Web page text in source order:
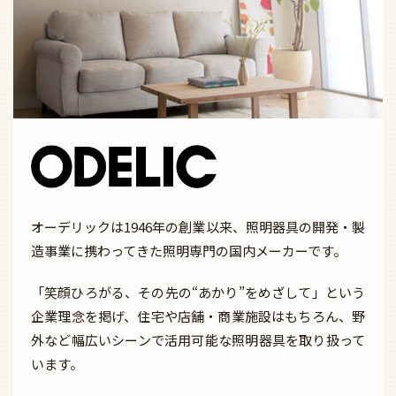
オーデリックは1946年の創業以来、照明器具の開発・製
造事業に携わってきた照明専門の国内メーカーです。
「笑顔ひろがる、その先の“あかり”をめざして」という
企業理念を掲げ、住宅や店舗・商業施設はもちろん、野
外など幅広いシーンで活用可能な照明器具を取り扱って
います。